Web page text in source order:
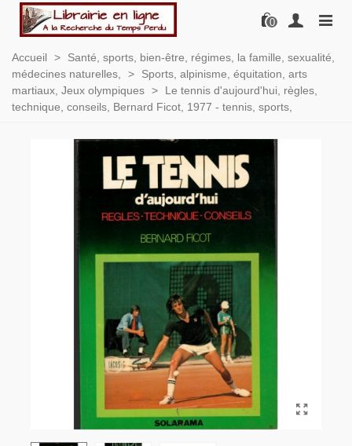
0
Accueil >
Santé, sports, bien-être, régimes, la famille, sexualité,
médecines naturelles,
>
Sports, alpinisme, équitation, arts
martiaux, Jeux olympiques >
Le tennis d'aujourd'hui, règles,
technique, conseils, Bernard Ficot, 1977 - tennis, sports,